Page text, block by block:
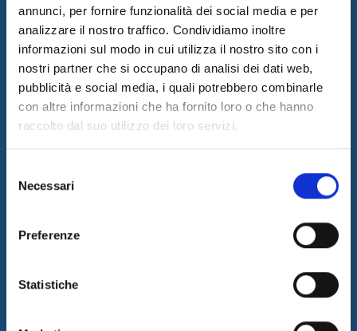
annunci, per fornire funzionalità dei social media e per
analizzare il nostro traffico. Condividiamo inoltre
informazioni sul modo in cui utilizza il nostro sito con i
nostri partner che si occupano di analisi dei dati web,
pubblicità e social media, i quali potrebbero combinarle
con altre informazioni che ha fornito loro o che hanno
raccolto dal suo utilizzo dei loro servizi.
delNecessari
Preferenze
Statistiche
I&I promotes innovation by designing and implementing
innovative solutions and supplying consulting and outsourcing
services to support its customers businesses. The quality of our
services is guaranteed by the work of a professional team with a
certified long-term experience in the field.
Latest News
17/03/2026